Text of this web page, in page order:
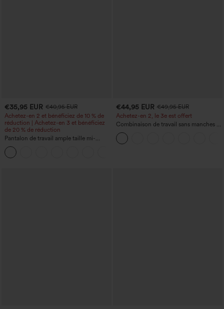
€35,95 EUR €40,95 EUR
Achetez-en 2 et bénéficiez de 10 % de
réduction | Achetez-en 3 et bénéficiez
de 20 % de réduction
Pantalon de travail ample taille mi-
haute, coupe « barrel » (jambe en forme
de tonneau) avec poches
€44,95 EUR €49,95 EUR
Achetez-en 2, le 3e est offert
Combinaison de travail sans manches à
encolure bateau, côtés noués, toucher
frais, rayée, avec poches — Édition Easy
Peezy